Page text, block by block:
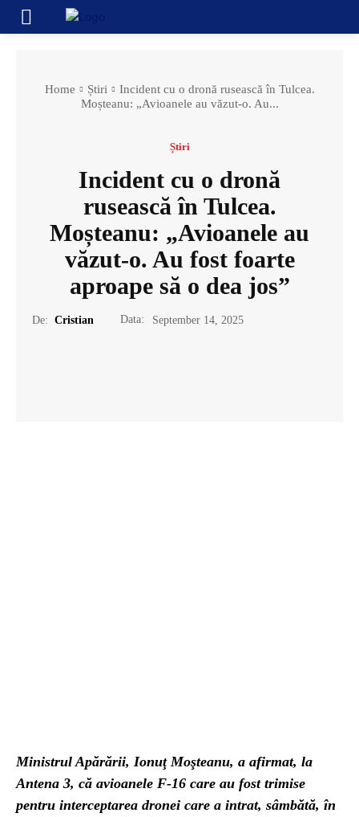
Home Știri
Incident cu o dronă rusească în Tulcea.
Moșteanu: „Avioanele au văzut-o. Au...
Știri
Incident cu o dronă
rusească în Tulcea.
Moșteanu: „Avioanele au
văzut-o. Au fost foarte
aproape să o dea jos”
De: Cristian Data: September 14, 2025
Ministrul Apărării, Ionuţ Moşteanu, a afirmat, la
Antena 3, că avioanele F-16 care au fost trimise
pentru interceptarea dronei care a intrat, sâmbătă, în